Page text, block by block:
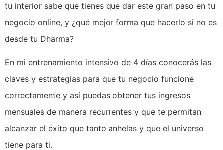
tu interior sabe que tienes que dar este gran paso en tu
negocio online, y ¿qué mejor forma que hacerlo si no es
desde tu Dharma?
En mi entrenamiento intensivo de 4 días conocerás las
claves y estrategias para que tu negocio funcione
correctamente y así puedas obtener tus ingresos
mensuales de manera recurrentes y que te permitan
alcanzar el éxito que tanto anhelas y que el universo
tiene para ti.